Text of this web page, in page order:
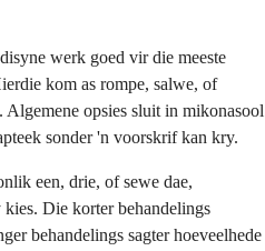
werk goed vir die meeste
kom as rompe, salwe, of
opsies sluit in mikonasool
sonder 'n voorskrif kan kry.
een, drie, of sewe dae,
Die korter behandelings
behandelings sagter hoeveelhede